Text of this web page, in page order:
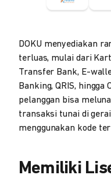
DOKU menyediakan
terluas, mulai dari
Transfer Bank, E-
Banking, QRIS, hingga
pelanggan bisa
transaksi tunai di
menggunakan kode
Memiliki